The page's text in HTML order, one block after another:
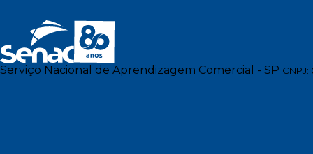
Serviço Nacional de Aprendizagem Comercial - SP